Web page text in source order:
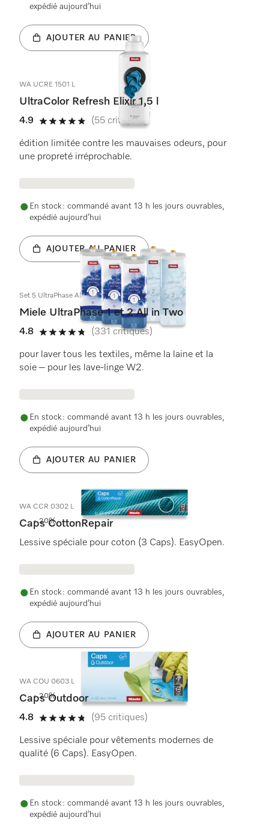
expédié aujourd’hui
AJOUTER AU PANIER
WA UCRE 1501 L
UltraColor Refresh Elixir 1,5 l
4.9
4.9 étoiles sur 5
(55 critiques)
édition limitée contre les mauvaises odeurs, pour
une propreté irréprochable.
En stock : commandé avant 13 h les jours ouvrables,
expédié aujourd’hui
AJOUTER AU PANIER
Set 5 UltraPhase All in Two
Miele UltraPhase 1 et 2 All in Two
4.8
4.8 étoiles sur 5
(331 critiques)
pour laver tous les textiles, même la laine et la
soie – pour les lave-linge W2.
En stock : commandé avant 13 h les jours ouvrables,
expédié aujourd’hui
AJOUTER AU PANIER
- 20%
WA CCR 0302 L
Caps CottonRepair
Lessive spéciale pour coton (3 Caps). EasyOpen.
En stock : commandé avant 13 h les jours ouvrables,
expédié aujourd’hui
AJOUTER AU PANIER
- 20%
WA COU 0603 L
Caps Outdoor
4.8
4.8 étoiles sur 5
(95 critiques)
Lessive spéciale pour vêtements modernes de
qualité (6 Caps). EasyOpen.
En stock : commandé avant 13 h les jours ouvrables,
expédié aujourd’hui